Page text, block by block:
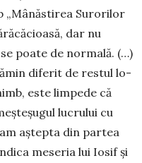
„Mânăs­tirea Su­rorilor
dar nu
poate de normală. (…)
diferit de restul lo­
este limpede că
lucrului cu
aștepta din partea
meseria lui Iosif și